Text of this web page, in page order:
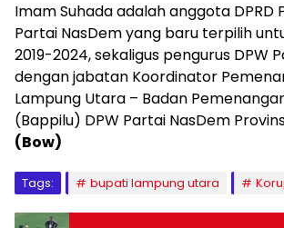
Imam Suhada adalah anggota DPRD
Partai NasDem yang baru terpilih
2019-2024, sekaligus pengurus DPW
dengan jabatan Koordinator
Lampung Utara – Badan
(Bappilu) DPW Partai NasDem
(Bow)
Tags: bupati lampung utara